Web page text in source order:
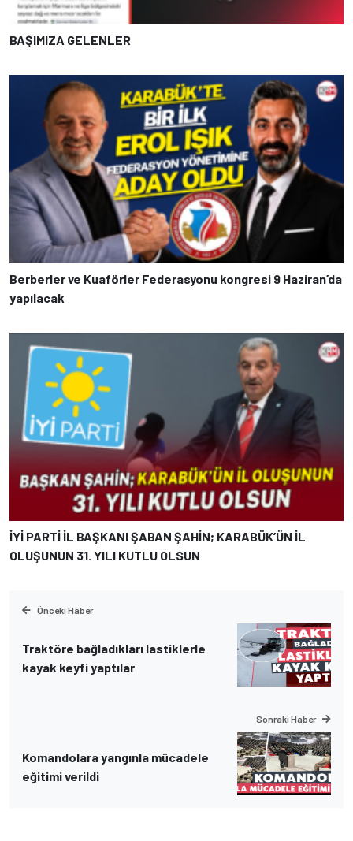
BAŞIMIZA GELENLER
Berberler ve Kuaförler Federasyonu kongresi 9 Haziran’da
yapılacak
İYİ PARTİ İL BAŞKANI ŞABAN ŞAHİN; KARABÜK’ÜN İL
OLUŞUNUN 31. YILI KUTLU OLSUN
Önceki Haber
Traktöre bağladıkları lastiklerle
kayak keyfi yaptılar
Sonraki Haber
Komandolara yangınla mücadele
eğitimi verildi